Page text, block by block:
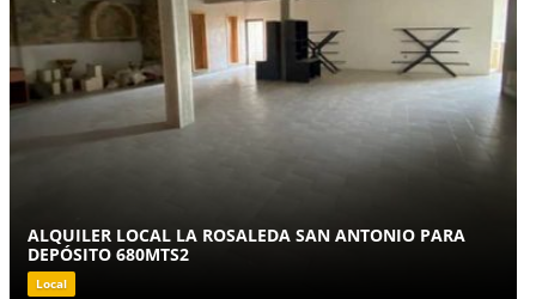
ALQUILER LOCAL LA ROSALEDA SAN ANTONIO PARA
DEPÓSITO 680MTS2
Local